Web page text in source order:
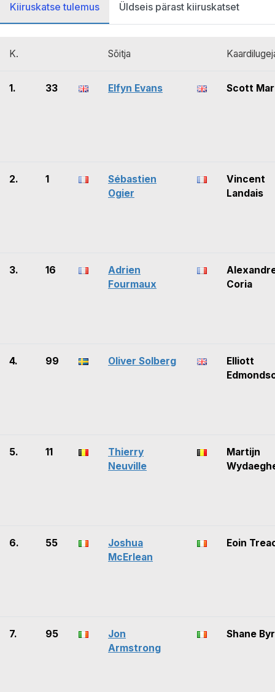
Kiiruskatse tulemus Üldseis pärast kiiruskatset
K. Sõitja
1. 33 Elfyn Evans Scott
2. 1
Sébastien
Ogier
Vincent
Landais
3. 16
Adrien
Fourmaux
Coria
4. 99 Oliver Solberg
Elliott
5. 11
Thierry
Neuville
Martijn
6. 55
Joshua
McErlean
Eoin
7. 95
Jon
Armstrong
Shane